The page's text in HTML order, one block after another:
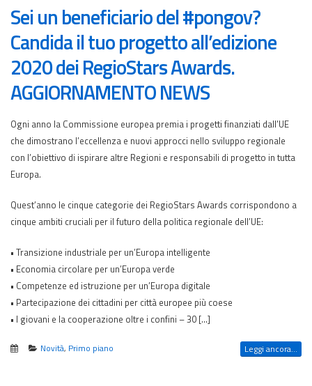
Sei un beneficiario del #pongov?
Candida il tuo progetto all’edizione
2020 dei RegioStars Awards.
AGGIORNAMENTO NEWS
Ogni anno la Commissione europea premia i progetti finanziati dall’UE
che dimostrano l’eccellenza e nuovi approcci nello sviluppo regionale
con l’obiettivo di ispirare altre Regioni e responsabili di progetto in tutta
Europa.
Quest’anno le cinque categorie dei RegioStars Awards corrispondono a
cinque ambiti cruciali per il futuro della politica regionale dell’UE:
• Transizione industriale per un’Europa intelligente
• Economia circolare per un’Europa verde
• Competenze ed istruzione per un’Europa digitale
• Partecipazione dei cittadini per città europee più coese
• I giovani e la cooperazione oltre i confini – 30 […]
Novità, Primo piano Leggi ancora...